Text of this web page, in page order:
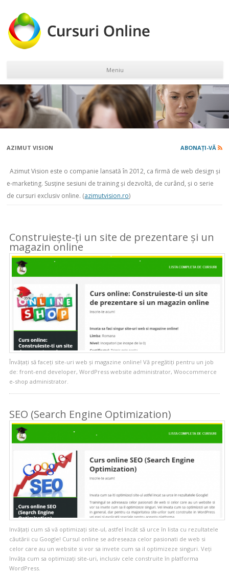
Meniu
Sari la conținut
AZIMUT VISION ABONAȚI-VĂ
Azimut Vision este o companie lansată în 2012, ca firmă de web design și
e-marketing. Susține sesiuni de training și dezvoltă, de curând, și o serie
de cursuri exclusiv online. (azimutvision.ro)
Construiește-ți un site de prezentare și un
magazin online
Învățați să faceți site-uri web și magazine online! Vă pregătiți pentru un job
de: front-end developer, WordPress website administrator, Woocommerce
e-shop administrator.
SEO (Search Engine Optimization)
Invățați cum să vă optimizați site-ul, astfel încât să urce în lista cu rezultatele
căutării cu Google! Cursul online se adreseaza celor pasionati de web si
celor care au un website si vor sa invete cum sa il optimizeze singuri. Veți
învăța cum sa optimizați site-uri, inclusiv cele construite în platforma
WordPress.